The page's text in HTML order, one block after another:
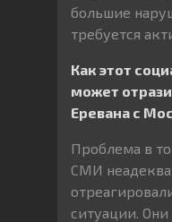
большие
требуется
Как этот
может
Еревана с
Проблема в
СМИ
ситуации.